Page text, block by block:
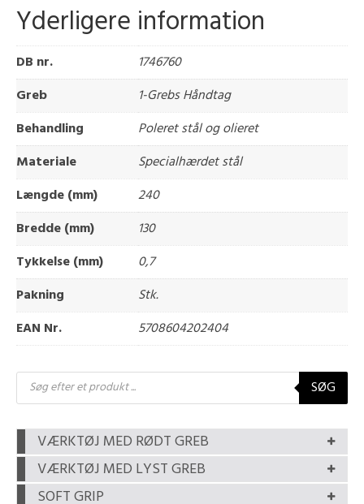
Yderligere information
DB nr.
1746760
Greb
1-Grebs Håndtag
Behandling
Poleret stål og olieret
Materiale
Specialhærdet stål
Længde (mm)
240
Bredde (mm)
130
Tykkelse (mm)
0,7
Pakning
Stk.
EAN Nr.
5708604202404
Products
search SØG
VÆRKTØJ MED RØDT GREB
VÆRKTØJ MED LYST GREB
SOFT GRIP